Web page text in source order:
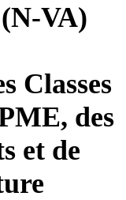
(N-VA)
Classes
des
et de